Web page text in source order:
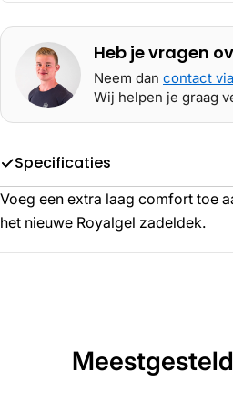
Heb je vragen
Neem dan contact
Wij helpen je graag
Specificaties
Voeg een extra laag comfort toe
het nieuwe Royalgel zadeldek.